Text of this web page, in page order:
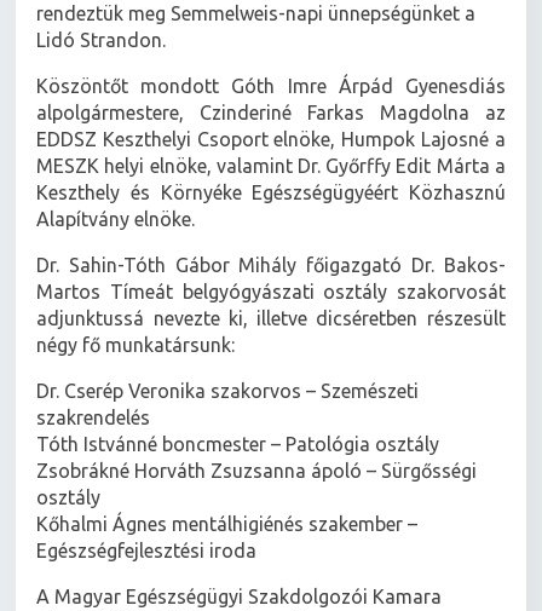
rendeztük meg Semmelweis-napi ünnepségünket a
Lidó Strandon.
Köszöntőt mondott Góth Imre Árpád Gyenesdiás
alpolgármestere, Czinderiné Farkas Magdolna az
EDDSZ Keszthelyi Csoport elnöke, Humpok Lajosné a
MESZK helyi elnöke, valamint Dr. Győrffy Edit Márta a
Keszthely és Környéke Egészségügyéért Közhasznú
Alapítvány elnöke.
Dr. Sahin-Tóth Gábor Mihály főigazgató Dr. Bakos-
Martos Tímeát belgyógyászati osztály szakorvosát
adjunktussá nevezte ki, illetve dicséretben részesült
négy fő munkatársunk:
Dr. Cserép Veronika szakorvos – Szemészeti
szakrendelés
Tóth Istvánné boncmester – Patológia osztály
Zsobrákné Horváth Zsuzsanna ápoló – Sürgősségi
osztály
Kőhalmi Ágnes mentálhigiénés szakember –
Egészségfejlesztési iroda
A Magyar Egészségügyi Szakdolgozói Kamara